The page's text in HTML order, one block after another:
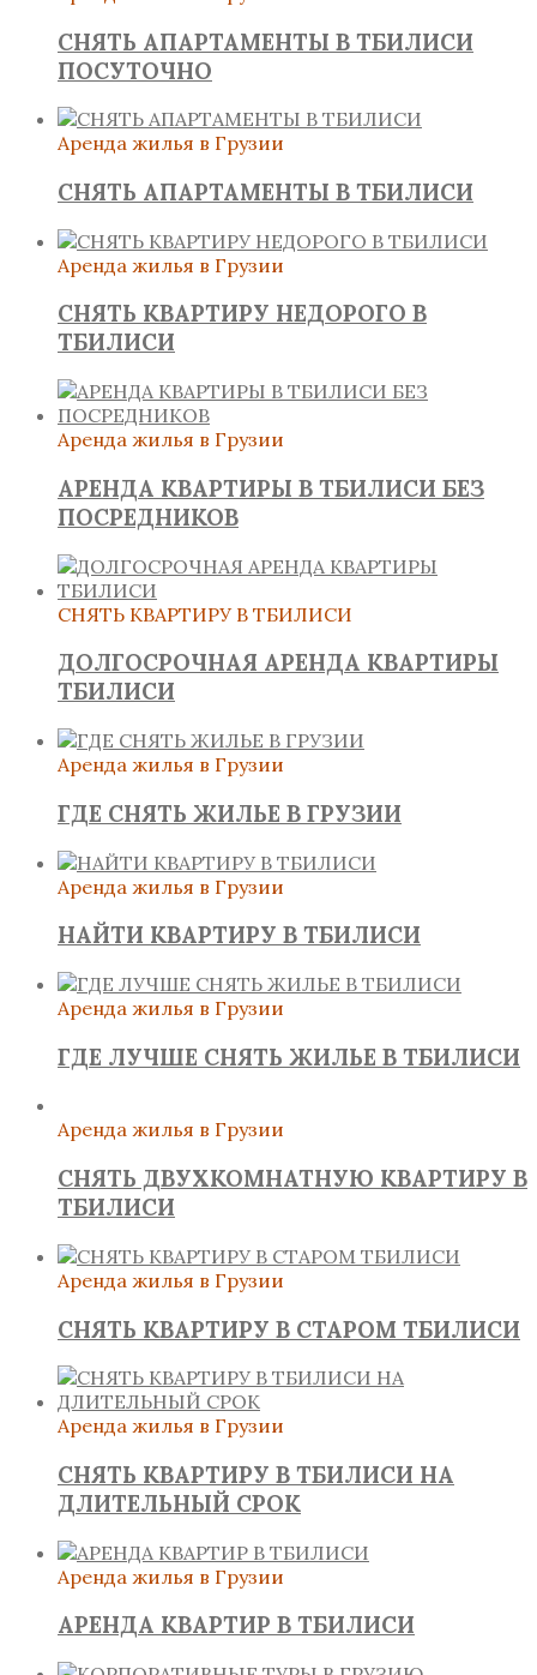
СНЯТЬ АПАРТАМЕНТЫ В ТБИЛИСИ
ПОСУТОЧНО
Аренда жилья в Грузии
СНЯТЬ АПАРТАМЕНТЫ В ТБИЛИСИ
Аренда жилья в Грузии
СНЯТЬ КВАРТИРУ НЕДОРОГО В
ТБИЛИСИ
Аренда жилья в Грузии
АРЕНДА КВАРТИРЫ В ТБИЛИСИ БЕЗ
ПОСРЕДНИКОВ
СНЯТЬ КВАРТИРУ В ТБИЛИСИ
ДОЛГОСРОЧНАЯ АРЕНДА КВАРТИРЫ
ТБИЛИСИ
Аренда жилья в Грузии
ГДЕ СНЯТЬ ЖИЛЬЕ В ГРУЗИИ
Аренда жилья в Грузии
НАЙТИ КВАРТИРУ В ТБИЛИСИ
Аренда жилья в Грузии
ГДЕ ЛУЧШЕ СНЯТЬ ЖИЛЬЕ В ТБИЛИСИ
Аренда жилья в Грузии
СНЯТЬ ДВУХКОМНАТНУЮ КВАРТИРУ В
ТБИЛИСИ
Аренда жилья в Грузии
СНЯТЬ КВАРТИРУ В СТАРОМ ТБИЛИСИ
Аренда жилья в Грузии
СНЯТЬ КВАРТИРУ В ТБИЛИСИ НА
ДЛИТЕЛЬНЫЙ СРОК
Аренда жилья в Грузии
АРЕНДА КВАРТИР В ТБИЛИСИ